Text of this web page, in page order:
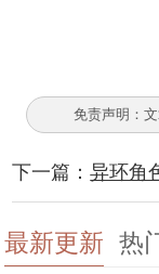
免责声明：
下一篇：异环角
最新更新 热